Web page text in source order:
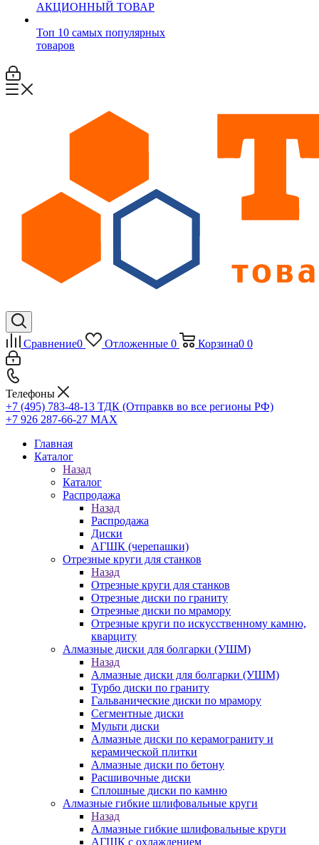
АКЦИОННЫЙ ТОВАР
Топ 10 самых популярных
товаров
Сравнение0 Отложенные 0 Корзина0 0
Телефоны
+7 (495) 783-48-13 ТДК (Отправкв во все регионы РФ)
+7 926 287-66-27 МАХ
Главная
Каталог
Назад
Каталог
Распродажа
Назад
Распродажа
Диски
АГШК (черепашки)
Отрезные круги для станков
Назад
Отрезные круги для станков
Отрезные диски по граниту
Отрезные диски по мрамору
Отрезные круги по искусственному камню,
кварциту
Алмазные диски для болгарки (УШМ)
Назад
Алмазные диски для болгарки (УШМ)
Турбо диски по граниту
Гальванические диски по мрамору
Сегментные диски
Мульти диски
Алмазные диски по керамограниту и
керамической плитки
Алмазные диски по бетону
Расшивочные диски
Сплошные диски по камню
Алмазные гибкие шлифовальные круги
Назад
Алмазные гибкие шлифовальные круги
АГШК с охлаждением